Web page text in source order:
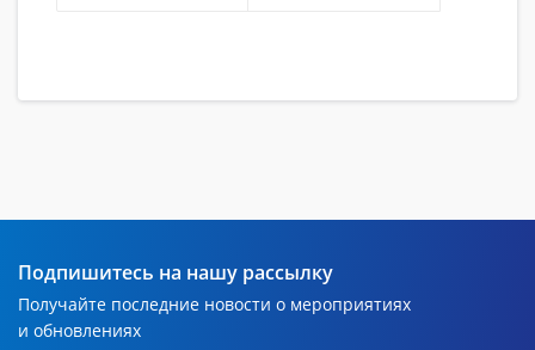
Подпишитесь на нашу рассылку
Получайте последние новости о мероприятиях
и обновлениях